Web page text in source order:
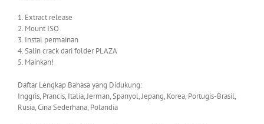
1. Extract release
2. Mount ISO
3. Instal permainan
4. Salin crack dari folder PLAZA
5. Mainkan!
Daftar Lengkap Bahasa yang Didukung:
Inggris, Prancis, Italia, Jerman, Spanyol, Jepang, Korea, Portugis-Brasil,
Rusia, Cina Sederhana, Polandia